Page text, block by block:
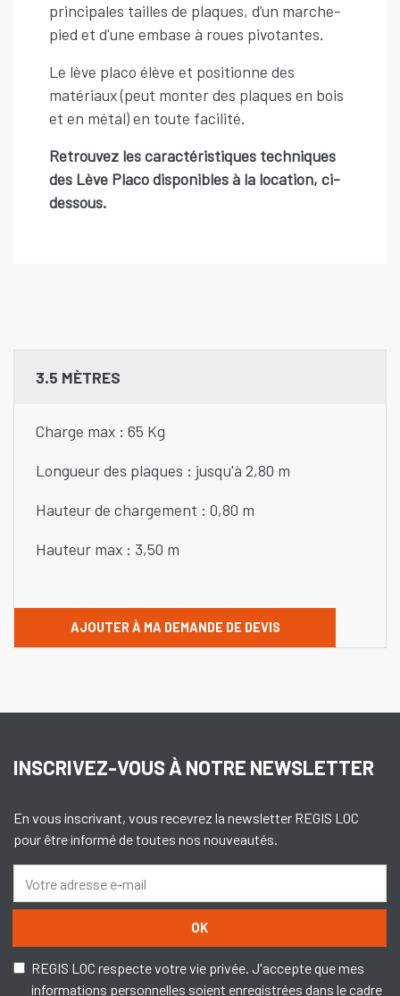
principales tailles de plaques, d’un marche-
pied et d'une embase à roues pivotantes.
Le lève placo élève et positionne des
matériaux (peut monter des plaques en bois
et en métal) en toute facilité.
Retrouvez les caractéristiques techniques
des Lève Placo disponibles à la location, ci-
dessous.
3.5 MÈTRES
Charge max : 65 Kg
Longueur des plaques : jusqu'à 2,80 m
Hauteur de chargement : 0,80 m
Hauteur max : 3,50 m
AJOUTER À MA DEMANDE DE DEVIS
INSCRIVEZ-VOUS À NOTRE NEWSLETTER
En vous inscrivant, vous recevrez la newsletter REGIS LOC
pour être informé de toutes nos nouveautés.
OK
REGIS LOC respecte votre vie privée. J'accepte que mes
informations personnelles soient enregistrées dans le cadre